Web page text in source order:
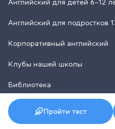
Английский для детей 6–12
Английский для подростков
Корпоративный английский
Клубы нашей школы
Библиотека
Тренинговый центр
Пройти тест